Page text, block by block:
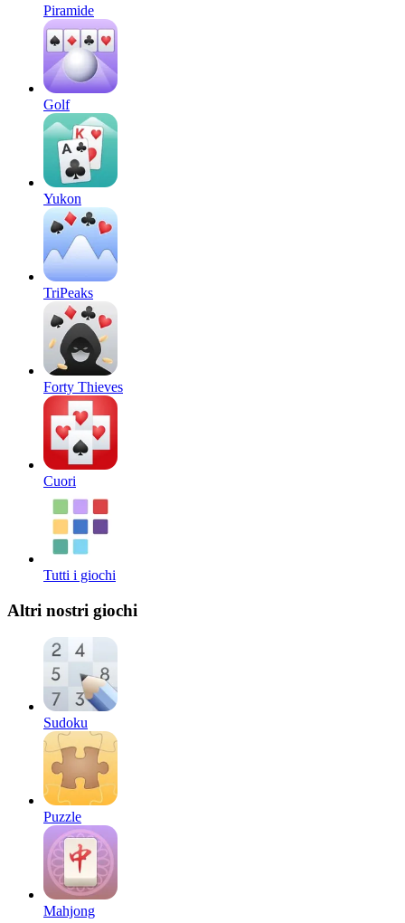
Piramide
Golf
Yukon
TriPeaks
Forty Thieves
Cuori
Tutti i giochi
Altri nostri giochi
Sudoku
Puzzle
Mahjong